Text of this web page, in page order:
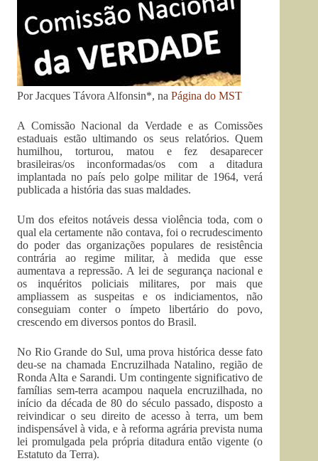
Por Jacques Távora Alfonsin*, na Página do MST
A Comissão Nacional da Verdade e as Comissões
estaduais estão ultimando os seus relatórios. Quem
humilhou, torturou, matou e fez desaparecer
brasileiras/os inconformadas/os com a ditadura
implantada no país pelo golpe militar de 1964, verá
publicada a história das suas maldades.
Um dos efeitos notáveis dessa violência toda, com o
qual ela certamente não contava, foi o recrudescimento
do poder das organizações populares de resistência
contrária ao regime militar, à medida que esse
aumentava a repressão. A lei de segurança nacional e
os inquéritos policiais militares, por mais que
ampliassem as suspeitas e os indiciamentos, não
conseguiam conter o ímpeto libertário do povo,
crescendo em diversos pontos do Brasil.
No Rio Grande do Sul, uma prova histórica desse fato
deu-se na chamada Encruzilhada Natalino, região de
Ronda Alta e Sarandi. Um contingente significativo de
famílias sem-terra acampou naquela encruzilhada, no
início da década de 80 do século passado, disposto a
reivindicar o seu direito de acesso à terra, um bem
indispensável à vida, e à reforma agrária prevista numa
lei promulgada pela própria ditadura então vigente (o
Estatuto da Terra).